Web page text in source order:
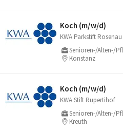
Koch (m/​w/​d)
KWA Parkstift Rosenau
Senioren-/Alten-/
Konstanz
Koch (m/​w/​d)
KWA Stift Rupertihof
Senioren-/Alten-/
Kreuth